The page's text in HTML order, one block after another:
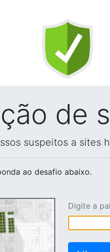
de
suspeitos a sites
ao desafio abaixo.
Digite a